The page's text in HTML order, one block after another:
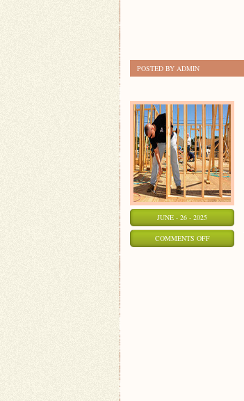
POSTED BY ADMIN
JUNE - 26 - 2025
COMMENTS OFFON